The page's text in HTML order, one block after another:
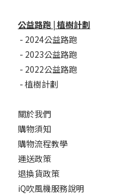
公益路跑 | 植樹計劃
- 2024公益路跑
- 2023公益路跑
- 2022公益路跑
- 植樹計劃
關於我們
購物須知
購物流程教學
運送政策
退換貨政策
iQ吹風機服務說明